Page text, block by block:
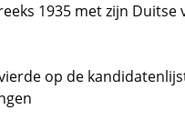
1935 met zijn Duitse
op de